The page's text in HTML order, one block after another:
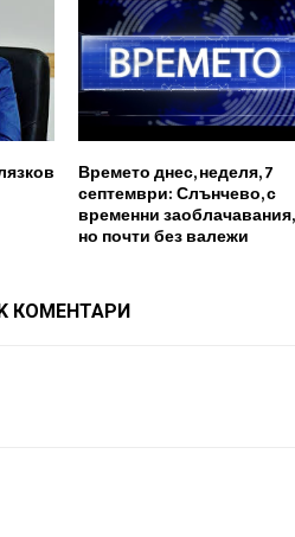
Времето днес, неделя, 7
септември: Слънчево, с
временни заоблачавания,
но почти без валежи
КОМЕНТАРИ